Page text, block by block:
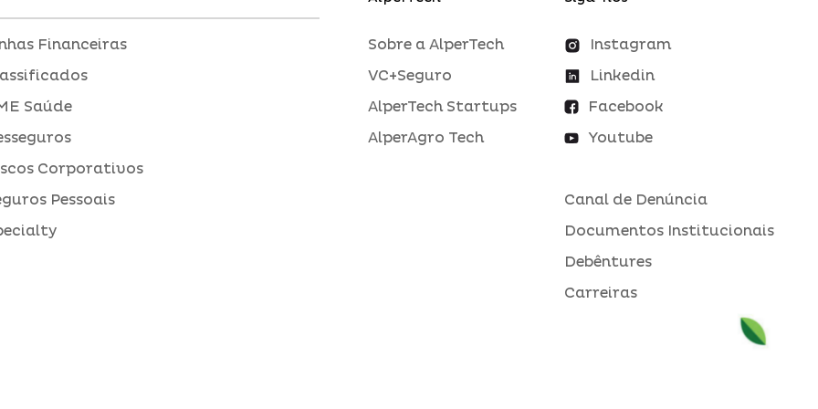
Financeiras
Saúde
Corporativos
Pessoais
Sobre a AlperTech
VC+Seguro
AlperTech Startups
AlperAgro Tech
Instagram
Linkedin
Facebook
Youtube
Canal de Denúncia
Documentos Institucionais
Debêntures
Carreiras